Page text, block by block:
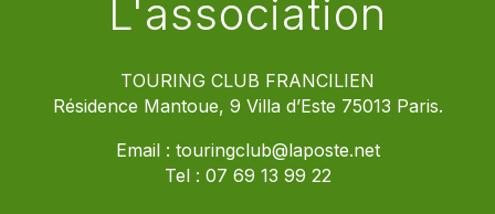
L'association
TOURING CLUB FRANCILIEN
Résidence Mantoue, 9 Villa d’Este 75013 Paris.
Email : touringclub@laposte.net
Tel : 07 69 13 99 22